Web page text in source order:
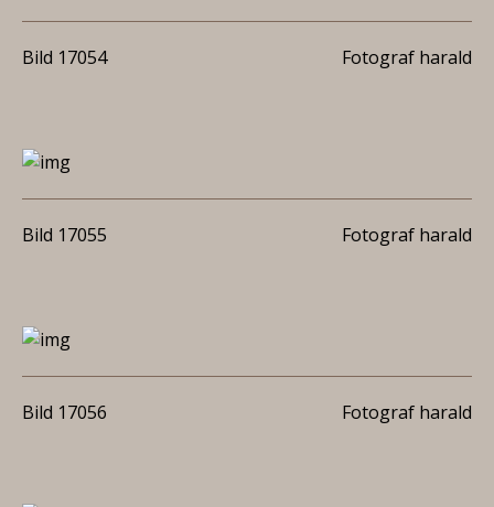
Bild 17054 Fotograf harald
Bild 17055 Fotograf harald
Bild 17056 Fotograf harald